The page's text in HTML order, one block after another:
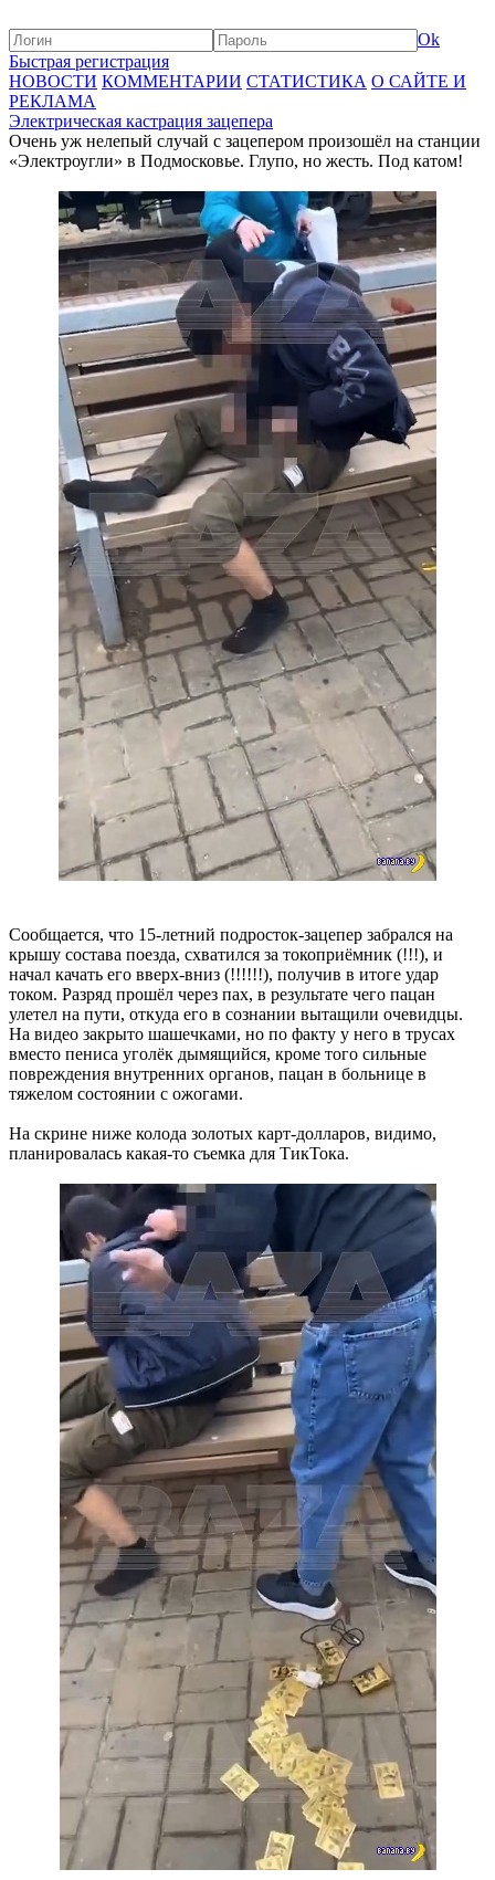
Ok
Быстрая регистрация
НОВОСТИ КОММЕНТАРИИ СТАТИСТИКА О САЙТЕ И
РЕКЛАМА
Электрическая кастрация зацепера
Очень уж нелепый случай с зацепером произошёл на станции
«Электроугли» в Подмосковье. Глупо, но жесть. Под катом!
Сообщается, что 15-летний подросток-зацепер забрался на
крышу состава поезда, схватился за токоприёмник (!!!), и
начал качать его вверх-вниз (!!!!!!), получив в итоге удар
током. Разряд прошёл через пах, в результате чего пацан
улетел на пути, откуда его в сознании вытащили очевидцы.
На видео закрыто шашечками, но по факту у него в трусах
вместо пениса уголёк дымящийся, кроме того сильные
повреждения внутренних органов, пацан в больнице в
тяжелом состоянии с ожогами.
На скрине ниже колода золотых карт-долларов, видимо,
планировалась какая-то съемка для ТикТока.